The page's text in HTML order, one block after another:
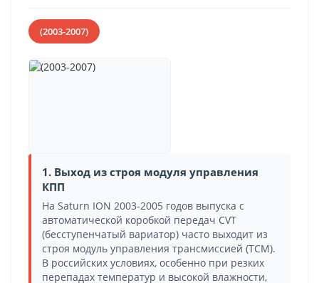
(2003-2007)
1. Выход из строя модуля управления
КПП
На Saturn ION 2003-2005 годов выпуска с
автоматической коробкой передач CVT
(бесступенчатый вариатор) часто выходит из
строя модуль управления трансмиссией (TCM).
В российских условиях, особенно при резких
перепадах температур и высокой влажности,